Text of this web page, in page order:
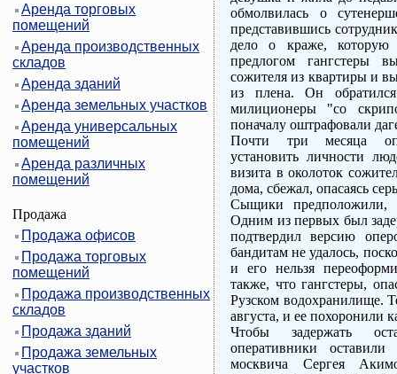
Аренда торговых
помещений
Аренда производственных
складов
Аренда зданий
Аренда земельных участков
Аренда универсальных
помещений
Аренда различных
помещений
Продажа
Продажа офисов
Продажа торговых
помещений
Продажа производственных
складов
Продажа зданий
Продажа земельных
участков
обмолвилась о
представившись
дело о краже,
предлогом гангстеры
сожителя из квартиры и
из плена. Он
милиционеры "со
поначалу оштрафовали
Почти три месяца
установить личности
визита в околоток
дома, сбежал, опасаясь
Сыщики предположили,
Одним из первых был
подтвердил версию
бандитам не удалось,
и его нельзя
также, что гангстеры,
Рузском водохранилище.
августа, и ее похоронили
Чтобы задержать
оперативники
москвича Сергея